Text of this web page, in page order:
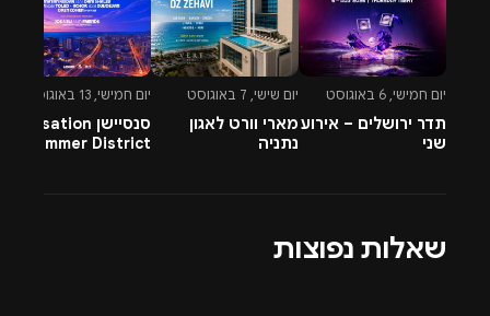
הזה הוא יחסית גבוה. הליינאפ הנוכחי לקח את פסטיבל דיי
זירו 2025 טולום לקצוות חדשים ואף הם הצליחו להציב רף
חדש בפעם המי יודע כמה.
יום חמישי, 6 באוגוסט
תדר ירושלים – אירוע
שני
יום שישי, 7 באוגוסט
מארי וורט לאגון
נתניה
יום חמישי, 13 באוגוסט
סנסיישן Sensation
Summer District
שאלות נפוצות